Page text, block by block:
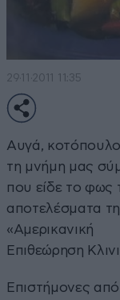
29·11·2011 11:35
Αυγά,
τη μνήμη μας
που είδε το φως
αποτελέσματα
«Αμερικανική
Επιθεώρηση
Επιστήμονες